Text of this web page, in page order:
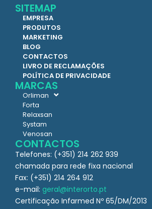
SITEMAP
EMPRESA
PRODUTOS
MARKETING
BLOG
CONTACTOS
LIVRO DE RECLAMAÇÕES
POLÍTICA DE PRIVACIDADE
MARCAS
Orliman
Forta
Relaxsan
Systam
Venosan
CONTACTOS
Telefones: (+351) 214 262 939
chamada para rede fixa nacional
Fax: (+351) 214 264 912
e-mail: geral@interorto.pt
Certificação Infarmed Nº 65/DM/2013